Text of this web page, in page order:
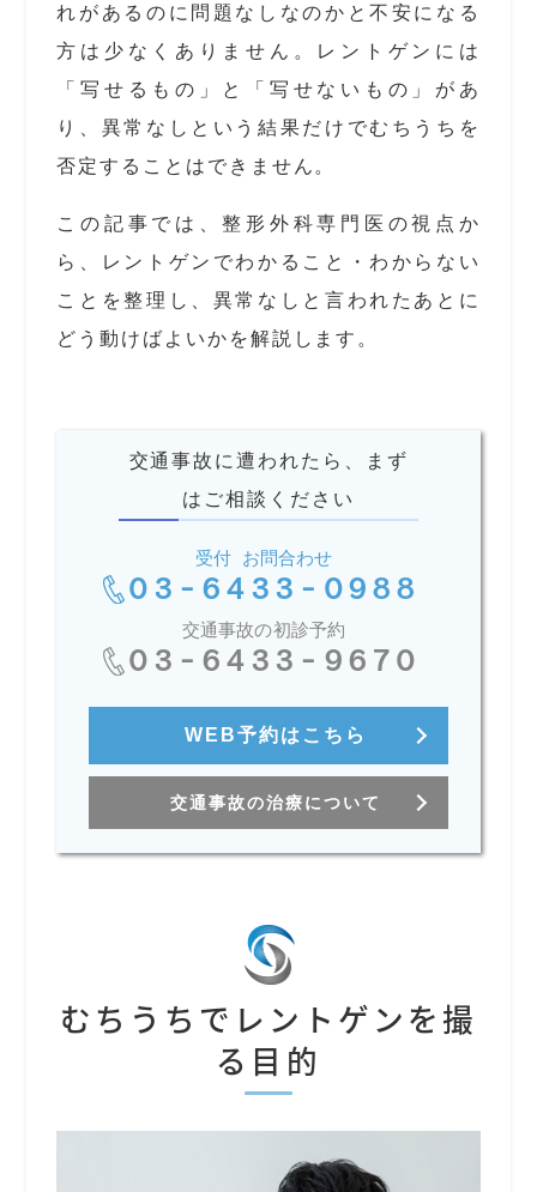
れがあるのに問題なしなのかと不安になる
方は少なくありません。レントゲンには
「写せるもの」と「写せないもの」があ
り、異常なしという結果だけでむちうちを
否定することはできません。
この記事では、整形外科専門医の視点か
ら、レントゲンでわかること・わからない
ことを整理し、異常なしと言われたあとに
どう動けばよいかを解説します。
交通事故に遭われたら、まず
はご相談ください
受付 お問合わせ
03-6433-0988
交通事故の初診予約
03-6433-9670
WEB予約はこちら
交通事故の治療について
むちうちでレントゲンを撮
る目的